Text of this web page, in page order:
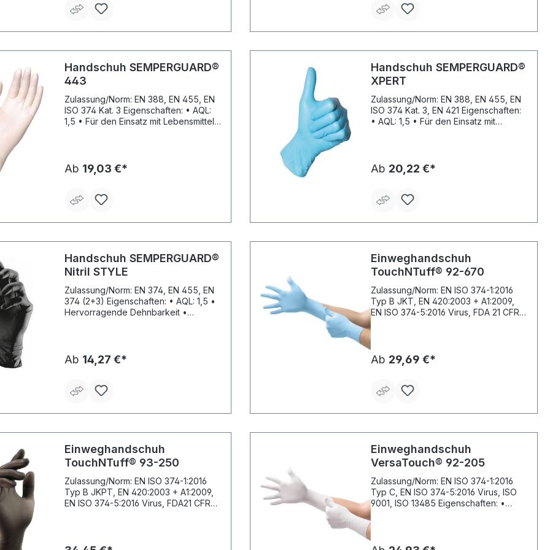
Geflügelverarbeitung, Milch-, Obst-
Reinigungsarbeiten in Kontakt mit
pflanzlichen Fetten Material: Nitril
Länge: 240 mm Stärke: 0,07 mm
Farbe: blau
Kleinteilmontage, Elektroindustrie
Handschuh SEMPERGUARD®
443
Zulassung/Norm: EN 388, EN 455, EN
ISO 374 Kat. 3 Eigenschaften: • AQL:
1,5 • Für den Einsatz mit Lebensmitteln
Ab 19,03 €*
Handschuh SEMPERGUARD®
XPERT
Zulassung/Norm: EN 388, EN 455, EN
ISO 374 Kat. 3, EN 421 Eigenschaften:
• AQL: 1,5 • Für den Einsatz mit
auslösenden Stoffen • Hohe
Chemikalienbeständigkeit und
Rechts und links tragbar • Texturierte
Abriebfestigkeit • Hautfreundlich
blau
Ab 20,22 €*
Handschuh SEMPERGUARD®
Nitril STYLE
Zulassung/Norm: EN 374, EN 455, EN
374 (2+3) Eigenschaften: • AQL: 1,5 •
Hervorragende Dehnbarkeit •
Anwendungsbereiche: Besonders
geeignet für "Front-End-
Beauty- und Body-Art- Bereich, durch
Semperguard® Nitrile Style auch die
und Piercing-Bereich Material: Nitril
Stärke: 0,14 mm Farbe: schwarz
Ab 14,27 €*
Einweghandschuh
TouchNTuff® 92-670
Zulassung/Norm: EN ISO 374-1:2016
Typ B JKT, EN 420:2003 + A1:2009,
EN ISO 374-5:2016 Virus, FDA 21 CFR
Tragekomfort • Sehr gute
Beweglichkeit • Dreimal so
Einmalhandschuhe • Leicht • Ohne
Griffsicher • Puderfrei • Zusätzlicher
an den Fingerspitzen • Stulpe mit
Rollrand • AQL (EN 455-1): 1,5
Anwendungsbereiche:
Automobilherstellung, Transport,
Bauwesen, Elektronik, Chemie,
Pharmazeutika,
Lebensmittelverarbeitung und -
service Material: Nitril Länge: 240 mm
Ab 29,69 €*
Einweghandschuh
TouchNTuff® 93-250
Zulassung/Norm: EN ISO 374-1:2016
Typ B JKPT, EN 420:2003 + A1:2009,
EN ISO 374-5:2016 Virus, FDA21 CFR
Einmalhandschuhs • Festigkeit gegen
Einweghandschuh
VersaTouch® 92-205
Zulassung/Norm: EN ISO 374-1:2016
Typ C, EN ISO 374-5:2016 Virus, ISO
9001, ISO 13485 Eigenschaften: •
Arbeitsbereichen • Hoher